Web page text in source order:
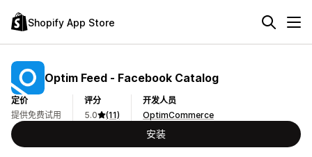
Shopify App Store
Optim Feed ‑ Facebook Catalog
定价
提供免费试用
评分
5.0
(11)
开发人员
OptimCommerce
安装